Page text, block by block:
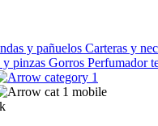
y pañuelos Carteras y
y pinzas Gorros Perfumador